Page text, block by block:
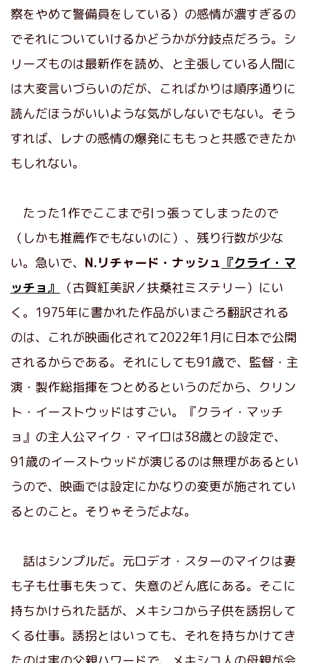
察をやめて警備員をしている）の感情が濃すぎるの
でそれについていけるかどうかが分岐点だろう。シ
リーズものは最新作を読め、と主張している人間に
は大変言いづらいのだが、こればかりは順序通りに
読んだほうがいいような気がしないでもない。そう
すれば、レナの感情の爆発にももっと共感できたか
もしれない。
たった1作でここまで引っ張ってしまったので
（しかも推薦作でもないのに）、残り行数が少な
い。急いで、 N.リチャード・ナッシュ 『クライ・マ
ッチョ』
（古賀紅美訳／扶桑社ミステリー）にい
く。1975年に書かれた作品がいまごろ翻訳される
のは、これが映画化されて2022年1月に日本で公開
されるからである。それにしても91歳で、監督・主
演・製作総指揮をつとめるというのだから、クリン
ト・イーストウッドはすごい。『クライ・マッチ
ョ』の主人公マイク・マイロは38歳との設定で、
91歳のイーストウッドが演じるのは無理があるとい
うので、映画では設定にかなりの変更が施されてい
るとのこと。そりゃそうだよな。
話はシンプルだ。元ロデオ・スターのマイクは妻
も子も仕事も失って、失意のどん底にある。そこに
持ちかけられた話が、メキシコから子供を誘拐して
くる仕事。誘拐とはいっても、それを持ちかけてき